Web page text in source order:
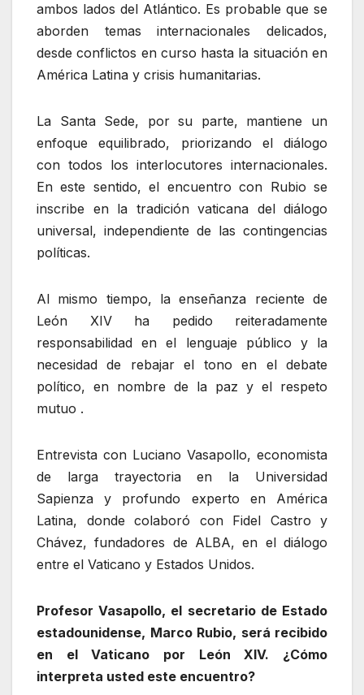
ambos lados del Atlántico. Es probable que se
aborden temas internacionales delicados,
desde conflictos en curso hasta la situación en
América Latina y crisis humanitarias.
La Santa Sede, por su parte, mantiene un
enfoque equilibrado, priorizando el diálogo
con todos los interlocutores internacionales.
En este sentido, el encuentro con Rubio se
inscribe en la tradición vaticana del diálogo
universal, independiente de las contingencias
políticas.
Al mismo tiempo, la enseñanza reciente de
León XIV ha pedido reiteradamente
responsabilidad en el lenguaje público y la
necesidad de rebajar el tono en el debate
político, en nombre de la paz y el respeto
mutuo .
Entrevista con Luciano Vasapollo, economista
de larga trayectoria en la Universidad
Sapienza y profundo experto en América
Latina, donde colaboró ​​con Fidel Castro y
Chávez, fundadores de ALBA, en el diálogo
entre el Vaticano y Estados Unidos.
Profesor Vasapollo, el secretario de Estado
estadounidense, Marco Rubio, será recibido
en el Vaticano por León XIV. ¿Cómo
interpreta usted este encuentro?